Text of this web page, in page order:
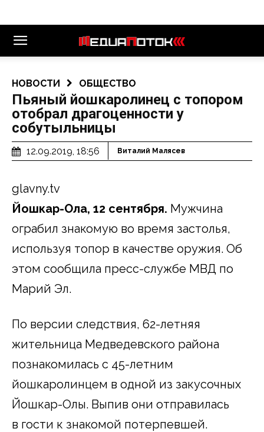
НОВОСТИ ОБЩЕСТВО
Пьяный йошкаролинец с топором
отобрал драгоценности у
собутыльницы
12.09.2019, 18:56 Виталий Малясев
glavny.tv
Йошкар-Ола, 12 сентября. Мужчина
ограбил знакомую во время застолья,
используя топор в качестве оружия. Об
этом сообщила пресс-службе МВД по
Марий Эл.
По версии следствия, 62-летняя
жительница Медведевского района
познакомилась с 45-летним
йошкаролинцем в одной из закусочных
Йошкар-Олы. Выпив они отправилась
в гости к знакомой потерпевшей.